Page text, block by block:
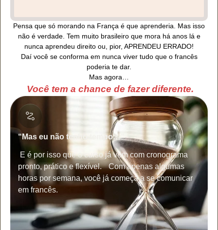
Pensa que só morando na França é que aprenderia. Mas isso
não é verdade. Tem muito brasileiro que mora há anos lá e
nunca aprendeu direito ou, pior, APRENDEU ERRADO!
Daí você se conforma em nunca viver tudo que o francês
poderia te dar.
Mas agora…
Você tem a chance de fazer diferente.
“Mas eu não tenho tempo…”
E é por isso que o curso já vem com cronograma
pronto, prático e flexível. Com apenas algumas
horas por semana, você já começa a se comunicar
em francês.